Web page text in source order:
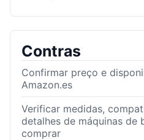
Contras
Confirmar preço e
Amazon.es
Verificar medidas,
detalhes de máquinas de
comprar